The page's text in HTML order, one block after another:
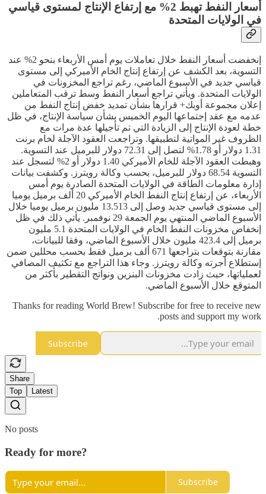
أسعار النفط تهبط 2% مع إرتفاع الإنتاج لمستوى قياسي
في الولايات المتحدة
إنخفضت أسعار النفط خلال تعاملات يوم أمس الأربعاء بنحو 2% عند
التسوية، بعد الكشف عن إرتفاع إنتاج الخام الأميركي إلى مستوى
قياسي جديد في الأسبوع الماضي، رغم تراجع المخزونات في
الولايات المتحدة. ويأتي تراجع أسعار النفط وسط ترقب المتعاملين
إعلان مجموعة أوبك+ قرارها بشأن تمديد خفض إنتاج النفط من
عدمه مع عقد إجتماعها اليوم الخميس بشأن سياسة الإنتاج، في ظل
خطة لعودة الإنتاج إلى الزيادة التي تم تأجيلها عدة مرات مع
الظروف غير المواتية لتطبيقها. وتراجعت العقود الآجلة لخام برنت
1.31 دولار أو 1.78% لتصل إلى 72.31 دولار للبرميل عند التسوية.
وهبطت العقود الآجلة للخام الأميركي 1.40 دولار أو 2% لتسجل عند
التسوية 68.54 دولار للبرميل، بحسب وكالة رويترز. وكشفت بيانات
إدارة معلومات الطاقة في الولايات المتحدة الصادرة يوم أمس
الأربعاء، عن إرتفاع إنتاج النفط الخام الأميركي 20 ألف برميل يوميا
إلى مستوى قياسي جديد وصل إلى 13.513 مليون برميل يوميا خلال
الأسبوع الماضي المنتهي يوم الجمعة 29 نوفمبر. يأتي ذلك في ظل
إنخفاض مخزونات النفط الخام في الولايات المتحدة 5.1 مليون
برميل إلى 423.4 مليون خلال الأسبوع الماضي، وفقا للبيانات،
مقارنة بتوقعات بتراجعها 671 ألف برميل فقط بحسب محللين ضمن
إستطلاع أجرته وكالة رويترز. وجاء هذا التراجع مع تكثيف المصافي
لعملياتها، حيث زادت مخزونات البنزين ونواتج التقطير بأكثر من
المتوقع خلال الأسبوع الماضي.
Thanks for reading World Brew! Subscribe for free to receive new
posts and support my work.
Subscribe
Share
Top
Latest
No posts
Ready for more?
Subscribe